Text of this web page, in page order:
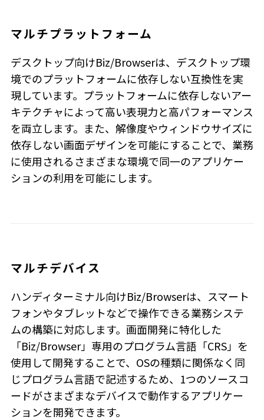
マルチプラットフォーム
デスクトップ向けBiz/Browserは、デスクトップ環
境でのプラットフォームに依存しない互換性を実
現しています。プラットフォームに依存しないアー
キテクチャによって高い表現力と高パフォーマンス
を両立します。また、解像度やウィンドウサイズに
依存しない画面デザインを可能にすることで、業務
に使用されるさまざまな環境で同一のアプリケー
ションの利用を可能にします。
マルチデバイス
ハンディターミナル向けBiz/Browserは、スマート
フォンやタブレットなどで操作できる業務システ
ムの構築に対応します。画面開発に特化した
「Biz/Browser」専用のプログラム言語「CRS」を
使用して開発することで、OSの種類に関係なく同
じプログラム言語で記述するため、1つのソースコ
ードがさまざまなデバイスで動作するアプリケー
ションを開発できます。